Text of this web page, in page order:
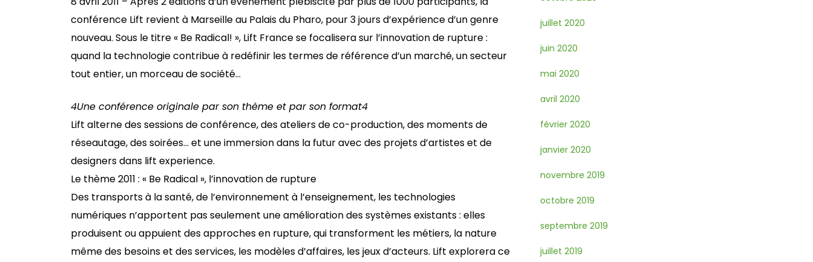
conférence Lift revient à Marseille au Palais du Pharo, pour 3 jours d’expérience d’un genre
nouveau. Sous le titre « Be Radical! », Lift France se focalisera sur l’innovation de rupture :
quand la technologie contribue à redéfinir les termes de référence d’un marché, un secteur
tout entier, un morceau de société…
4Une conférence originale par son thème et par son format4
Lift alterne des sessions de conférence, des ateliers de co-production, des moments de
réseautage, des soirées… et une immersion dans la futur avec des projets d’artistes et de
designers dans lift experience.
Le thème 2011 : « Be Radical », l’innovation de rupture
Des transports à la santé, de l’environnement à l’enseignement, les technologies
numériques n’apportent pas seulement une amélioration des systèmes existants : elles
produisent ou appuient des approches en rupture, qui transforment les métiers, la nature
même des besoins et des services, les modèles d’affaires, les jeux d’acteurs. Lift explorera ce
juillet 2020
juin 2020
mai 2020
avril 2020
février 2020
janvier 2020
novembre 2019
octobre 2019
septembre 2019
juillet 2019